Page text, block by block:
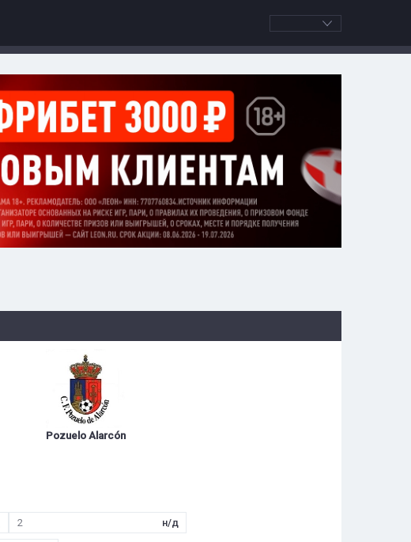
Pozuelo Alarcón
2 н/д